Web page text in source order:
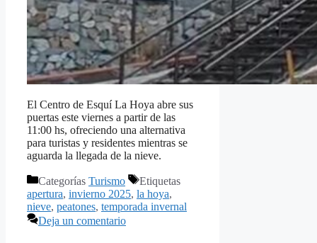
El Centro de Esquí La Hoya abre sus
puertas este viernes a partir de las
11:00 hs, ofreciendo una alternativa
para turistas y residentes mientras se
aguarda la llegada de la nieve.
Categorías Turismo
Etiquetas
apertura, invierno 2025, la hoya,
nieve, peatones, temporada invernal
Deja un comentario